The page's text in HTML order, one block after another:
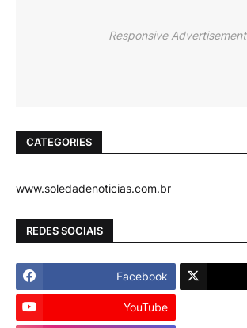
Responsive Advertisement
CATEGORIES
www.soledadenoticias.com.br
REDES SOCIAIS
Facebook
YouTube